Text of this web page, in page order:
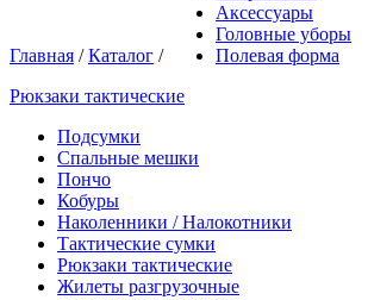
Главная /Каталог /
Аксессуары
Головные уборы
Полевая форма
Рюкзаки тактические
Подсумки
Спальные мешки
Пончо
Кобуры
Наколенники / Налокотники
Тактические сумки
Рюкзаки тактические
Жилеты разгрузочные